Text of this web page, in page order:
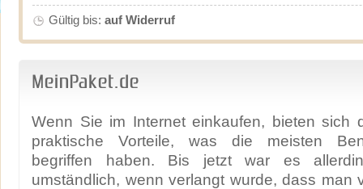
Gültig bis: auf Widerruf
MeinPaket.de
Wenn Sie im Internet einkaufen, bieten sich
praktische Vorteile, was die meisten
begriffen haben. Bis jetzt war es
umständlich, wenn verlangt wurde, dass man